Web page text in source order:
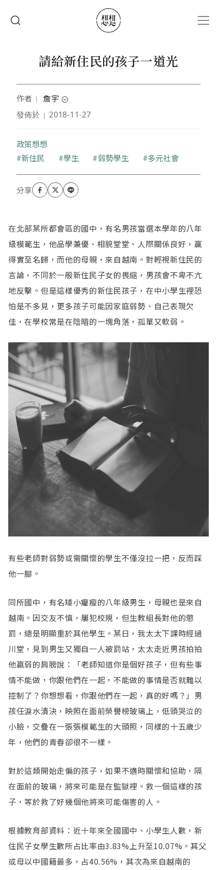
請給新住民的孩子一道光
作者 ｜ 詹宇 expand_circle_down
經歷過一些些風雨助長，一點點滄桑滋養，一棵不想
枝頭上有運動、旅遊、繪畫與寫作，樹根抓的是環保
與社會公益。
百年後，化作一顆顆灰珠，跟著海洋或林木，願大自
然是我最後的一條路。
更多文章：
https://sosreader.com/n/user/@chenyu
發佈於 ｜ 2018-11-27
政策想想
關鍵字
新住民 學生 弱勢學生 多元社會
在北部某所都會區的國中，有名男孩當選本學年的八年
級模範生，他品學兼優、相貌堂堂、人際關係良好，贏
得實至名歸，而他的母親，來自越南。對輕視新住民的
言論，不同於一般新住民子女的畏縮，男孩會不卑不亢
地反擊。但是這樣優秀的新住民孩子，在中小學生裡恐
怕是不多見，更多孩子可能因家庭弱勢、自己表現欠
佳，在學校常是在陰暗的一塊角落，孤單又軟弱。
有些老師對弱勢或需關懷的學生不僅沒拉一把，反而踩
他一腳。
同所國中，有名矮小癯瘦的八年級男生，母親也是來自
越南。因交友不慎，屢犯校規，但生教組長對他的懲
罰，總是明顯重於其他學生。某日，我太太下課時經過
川堂，見到男生又獨自一人被罰站，太太走近男孩拍拍
他羸弱的肩膀說：「老師知道你是個好孩子，但有些事
情不能做，你跟他們在一起，不能做的事情是否就難以
控制了？你想想看，你跟他們在一起，真的好嗎？」男
孩任淚水潰決，映照在面前榮譽榜玻璃上，低頭哭泣的
小臉，交疊在一張張模範生的大頭照，同樣的十五歲少
年，他們的青春卻很不一樣。
對於這類開始走偏的孩子，如果不適時關懷和協助，隔
在面前的玻璃，將來可能是在監獄裡。救一個這樣的孩
子，等於救了好幾個他將來可能傷害的人。
根據教育部資料：近十年來全國國中、小學生人數，新
住民子女學生數所占比率由3.83%上升至10.07%。其父
或母以中國籍最多，占40.56%，其次為來自越南的